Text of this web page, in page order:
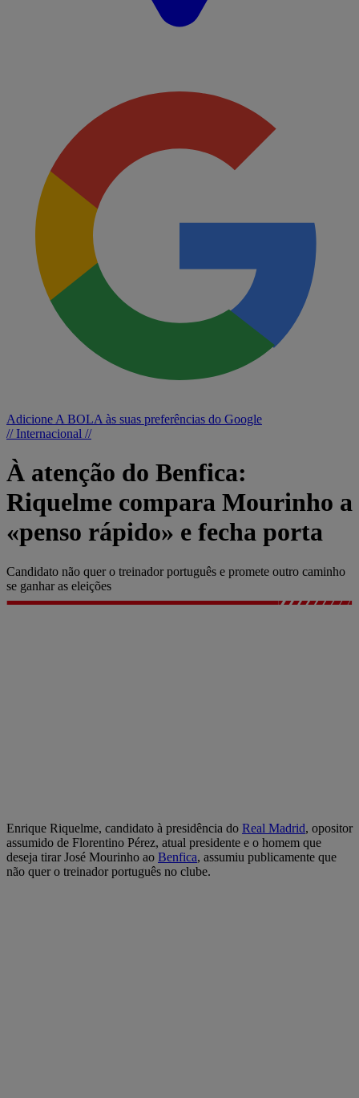
Adicione A BOLA às suas preferências do Google
// Internacional //
À atenção do Benfica:
Riquelme compara Mourinho a
«penso rápido» e fecha porta
Candidato não quer o treinador português e promete outro caminho
se ganhar as eleições
Enrique Riquelme, candidato à presidência do Real Madrid, opositor
assumido de Florentino Pérez, atual presidente e o homem que
deseja tirar José Mourinho ao Benfica, assumiu publicamente que
não quer o treinador português no clube.